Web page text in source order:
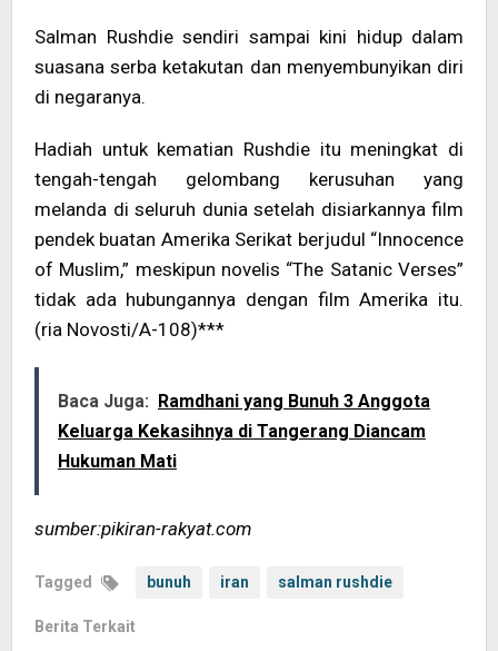
Salman Rushdie sendiri sampai kini hidup dalam
suasana serba ketakutan dan menyembunyikan diri
di negaranya.
Hadiah untuk kematian Rushdie itu meningkat di
tengah-tengah gelombang kerusuhan yang
melanda di seluruh dunia setelah disiarkannya film
pendek buatan Amerika Serikat berjudul “Innocence
of Muslim,” meskipun novelis “The Satanic Verses”
tidak ada hubungannya dengan film Amerika itu.
(ria Novosti/A-108)***
Baca Juga: Ramdhani yang Bunuh 3 Anggota
Keluarga Kekasihnya di Tangerang Diancam
Hukuman Mati
sumber:pikiran-rakyat.com
Tagged bunuh iran salman rushdie
Berita Terkait